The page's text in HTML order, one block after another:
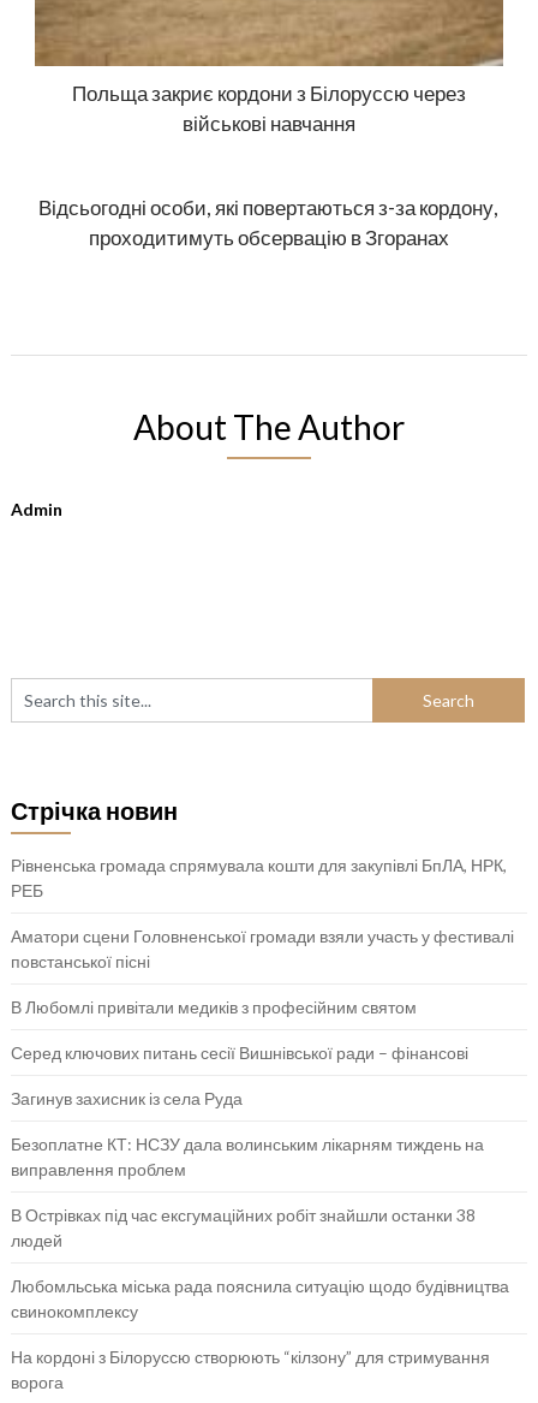
Польща закриє кордони з Білоруссю через
військові навчання
Відсьогодні особи, які повертаються з-за кордону,
проходитимуть обсервацію в Згоранах
About The Author
Admin
Стрічка новин
Рівненська громада спрямувала кошти для закупівлі БпЛА, НРК,
РЕБ
Аматори сцени Головненської громади взяли участь у фестивалі
повстанської пісні
В Любомлі привітали медиків з професійним святом
Серед ключових питань сесії Вишнівської ради – фінансові
Загинув захисник із села Руда
Безоплатне КТ: НСЗУ дала волинським лікарням тиждень на
виправлення проблем
В Острівках під час ексгумаційних робіт знайшли останки 38
людей
Любомльська міська рада пояснила ситуацію щодо будівництва
свинокомплексу
На кордоні з Білоруссю створюють “кілзону” для стримування
ворога